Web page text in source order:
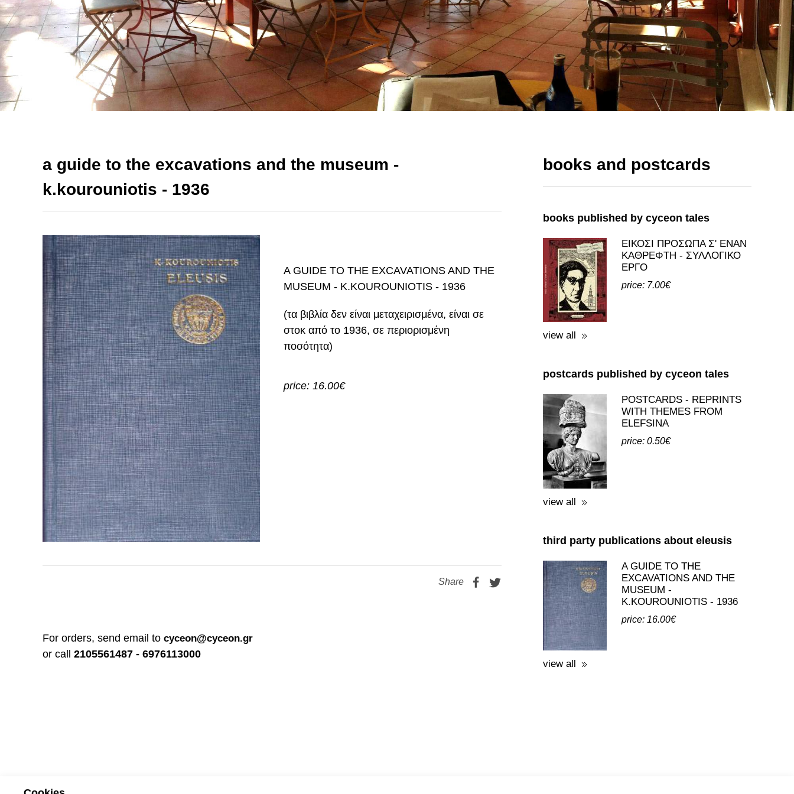
a guide to the excavations and the museum -
k.kourouniotis - 1936
A GUIDE TO THE EXCAVATIONS AND THE
MUSEUM - K.KOUROUNIOTIS - 1936
(τα βιβλία δεν είναι μεταχειρισμένα, είναι σε
στοκ από το 1936, σε περιορισμένη
ποσότητα)
price: 16.00€
Share
For orders, send email to cyceon@cyceon.gr
or call 2105561487 - 6976113000
books and postcards
books published by cyceon tales
ΕΙΚΟΣΙ ΠΡΟΣΩΠΑ Σ' ΕΝΑΝ
ΚΑΘΡΕΦΤΗ - ΣΥΛΛΟΓΙΚΟ
ΕΡΓΟ
price: 7.00€
view all
postcards published by cyceon tales
POSTCARDS - REPRINTS
WITH THEMES FROM
ELEFSINA
price: 0.50€
view all
third party publications about eleusis
A GUIDE TO THE
EXCAVATIONS AND THE
MUSEUM -
K.KOUROUNIOTIS - 1936
price: 16.00€
view all